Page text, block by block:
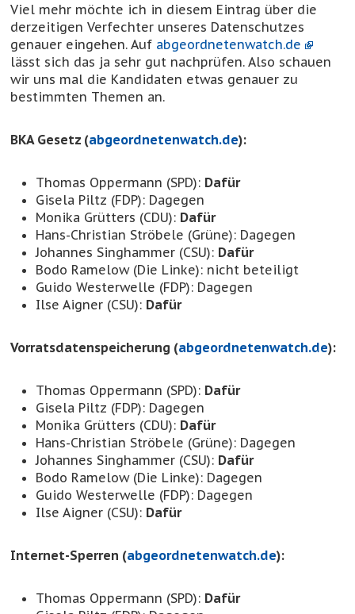
Viel mehr möchte ich in diesem Eintrag über die
derzeitigen Verfechter unseres Datenschutzes
genauer eingehen. Auf abgeordnetenwatch.de
lässt sich das ja sehr gut nachprüfen. Also schauen
wir uns mal die Kandidaten etwas genauer zu
bestimmten Themen an.
BKA Gesetz (abgeordnetenwatch.de):
Thomas Oppermann (SPD): Dafür
Gisela Piltz (FDP): Dagegen
Monika Grütters (CDU): Dafür
Hans-Christian Ströbele (Grüne): Dagegen
Johannes Singhammer (CSU): Dafür
Bodo Ramelow (Die Linke): nicht beteiligt
Guido Westerwelle (FDP): Dagegen
Ilse Aigner (CSU): Dafür
Vorratsdatenspeicherung (abgeordnetenwatch.de):
Thomas Oppermann (SPD): Dafür
Gisela Piltz (FDP): Dagegen
Monika Grütters (CDU): Dafür
Hans-Christian Ströbele (Grüne): Dagegen
Johannes Singhammer (CSU): Dafür
Bodo Ramelow (Die Linke): Dagegen
Guido Westerwelle (FDP): Dagegen
Ilse Aigner (CSU): Dafür
Internet-Sperren (abgeordnetenwatch.de):
Thomas Oppermann (SPD): Dafür